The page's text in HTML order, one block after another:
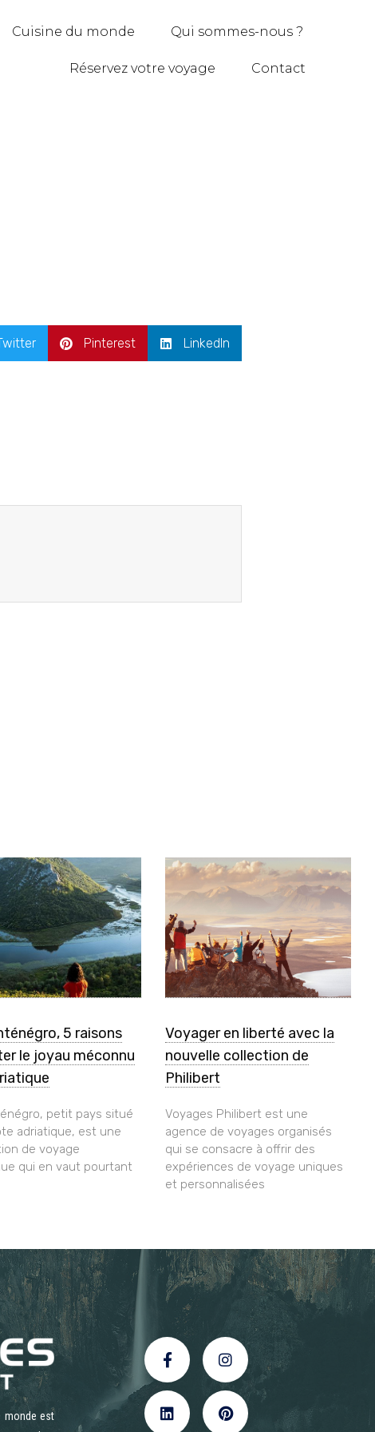
Cuisine du monde Qui sommes-nous ?
Réservez votre voyage Contact
Pinterest LinkedIn
5 raisons
le joyau méconnu
petit pays situé
adriatique, est une
de voyage
qui en vaut pourtant
Voyager en liberté avec la
nouvelle collection de
Philibert
Voyages Philibert est une
agence de voyages organisés
qui se consacre à offrir des
expériences de voyage uniques
et personnalisées
monde est